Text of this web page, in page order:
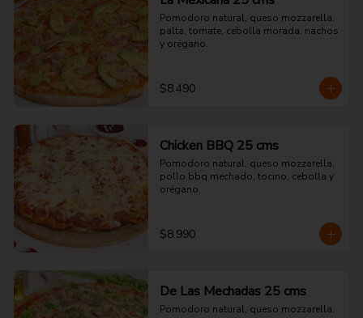
Pomodoro natural, queso mozzarella,
palta, tomate, cebolla morada, nachos
y orégano.
$8.490
Chicken BBQ 25 cms
Pomodoro natural, queso mozzarella,
pollo bbq mechado, tocino, cebolla y
orégano.
$8.990
De Las Mechadas 25 cms
Pomodoro natural, queso mozzarella,